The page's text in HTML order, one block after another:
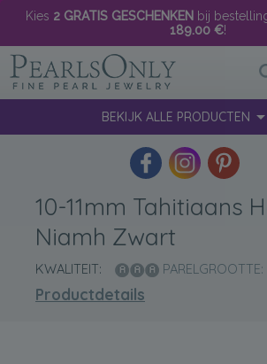
Kies 2 GRATIS GESCHENKEN bij
189.00 €!
BEKIJK ALLE PRODUCTEN
10-11mm Tahitiaans
Niamh Zwart
KWALITEIT: PARELGROOTTE:
Productdetails